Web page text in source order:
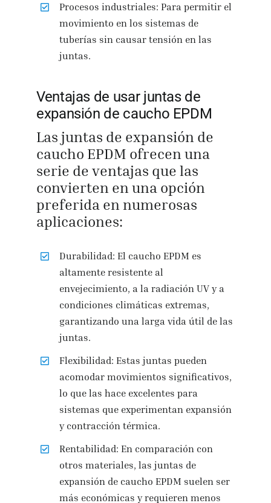
Procesos industriales: Para permitir el
movimiento en los sistemas de
tuberías sin causar tensión en las
juntas.
Ventajas de usar juntas de
expansión de caucho EPDM
Las juntas de expansión de
caucho EPDM ofrecen una
serie de ventajas que las
convierten en una opción
preferida en numerosas
aplicaciones:
Durabilidad: El caucho EPDM es
altamente resistente al
envejecimiento, a la radiación UV y a
condiciones climáticas extremas,
garantizando una larga vida útil de las
juntas.
Flexibilidad: Estas juntas pueden
acomodar movimientos significativos,
lo que las hace excelentes para
sistemas que experimentan expansión
y contracción térmica.
Rentabilidad: En comparación con
otros materiales, las juntas de
expansión de caucho EPDM suelen ser
más económicas y requieren menos